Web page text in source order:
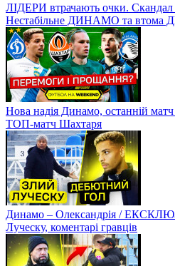
ЛІДЕРИ втрачають очки.
Нестабільне ДИНАМО та втома
Нова надія Динамо, останній
ТОП-матч Шахтаря
Динамо – Олександрія /
Луческу, коментарі гравців